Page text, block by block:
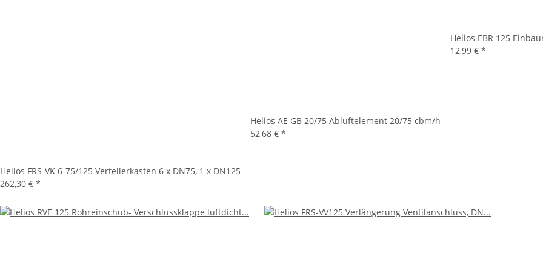
Helios FRS-VK 6-75/125 Verteilerkasten 6 x DN75, 1 x DN125
262,30 € *
Helios AE GB 20/75 Abluftelement 20/75 cbm/h
52,68 € *
Helios EBR 125
12,99 € *